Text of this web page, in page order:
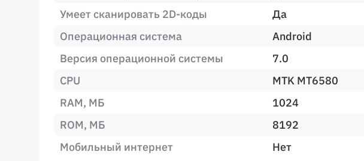
Умеет сканировать 2D-коды
Да
Операционная система
Android
Версия операционной системы
7.0
CPU
MTK MT6580
RAM, МБ
1024
ROM, МБ
8192
Мобильный интернет
Нет